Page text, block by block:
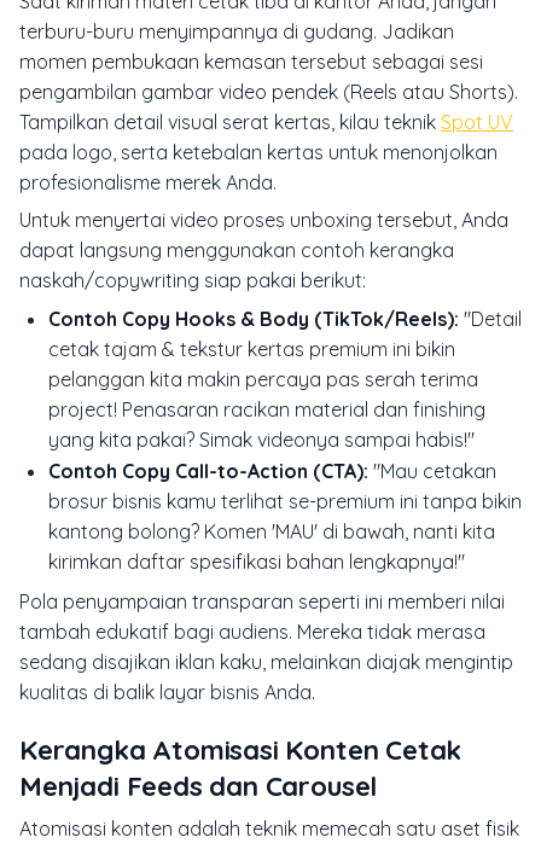
terburu-buru menyimpannya di gudang. Jadikan
momen pembukaan kemasan tersebut sebagai sesi
pengambilan gambar video pendek (Reels atau Shorts).
Tampilkan detail visual serat kertas, kilau teknik Spot UV
pada logo, serta ketebalan kertas untuk menonjolkan
profesionalisme merek Anda.
Untuk menyertai video proses unboxing tersebut, Anda
dapat langsung menggunakan contoh kerangka
naskah/copywriting siap pakai berikut:
Contoh Copy Hooks & Body (TikTok/Reels): "Detail
cetak tajam & tekstur kertas premium ini bikin
pelanggan kita makin percaya pas serah terima
project! Penasaran racikan material dan finishing
yang kita pakai? Simak videonya sampai habis!"
Contoh Copy Call-to-Action (CTA): "Mau cetakan
brosur bisnis kamu terlihat se-premium ini tanpa bikin
kantong bolong? Komen 'MAU' di bawah, nanti kita
kirimkan daftar spesifikasi bahan lengkapnya!"
Pola penyampaian transparan seperti ini memberi nilai
tambah edukatif bagi audiens. Mereka tidak merasa
sedang disajikan iklan kaku, melainkan diajak mengintip
kualitas di balik layar bisnis Anda.
Kerangka Atomisasi Konten Cetak
Menjadi Feeds dan Carousel
Atomisasi konten adalah teknik memecah satu aset fisik